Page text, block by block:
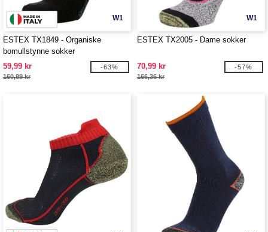
W1
ESTEX TX1849 - Organiske
bomullstynne sokker
59,99 kr
160,89 kr
-63%
W1
ESTEX TX2005 - Dame sokker
70,99 kr
166,36 kr
-57%